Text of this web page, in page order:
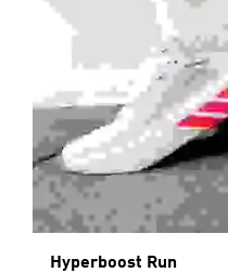
Hyperboost Run